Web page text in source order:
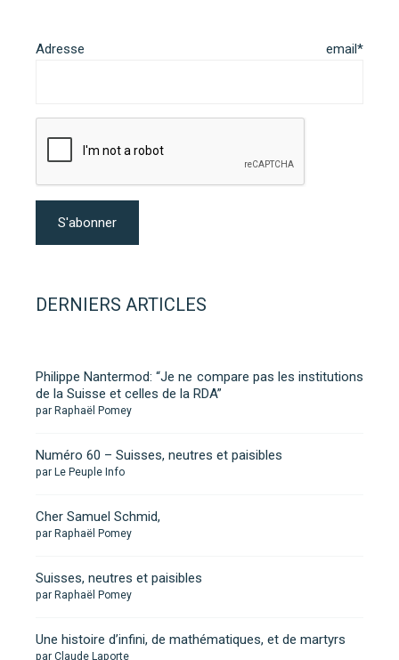
Adresse email*
DERNIERS ARTICLES
Philippe Nantermod: “Je ne compare pas les institutions
de la Suisse et celles de la RDA”
par Raphaël Pomey
Numéro 60 – Suisses, neutres et paisibles
par Le Peuple Info
Cher Samuel Schmid,
par Raphaël Pomey
Suisses, neutres et paisibles
par Raphaël Pomey
Une histoire d’infini, de mathématiques, et de martyrs
par Claude Laporte